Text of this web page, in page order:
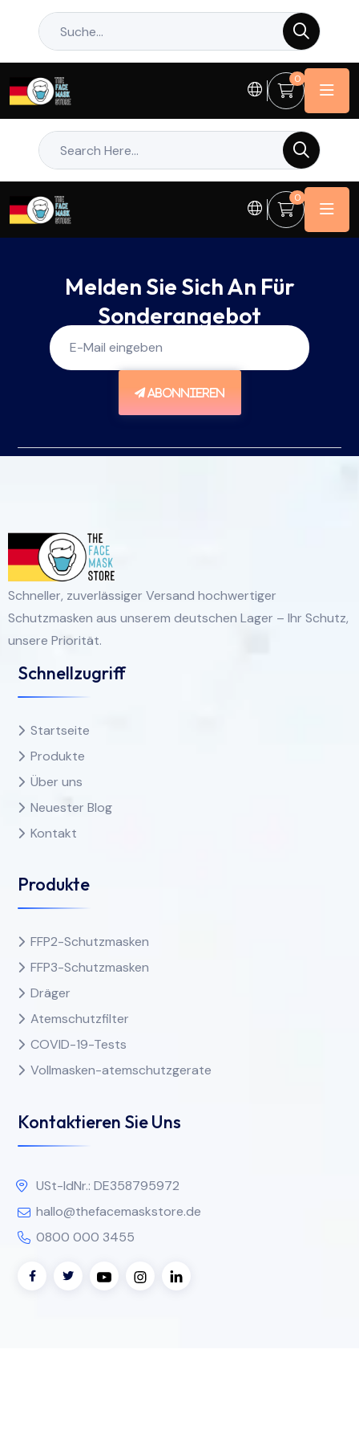
0
0
Melden Sie Sich An Für
Sonderangebot
ABONNIEREN
Schneller, zuverlässiger Versand hochwertiger
Schutzmasken aus unserem deutschen Lager – Ihr Schutz,
unsere Priorität.
Schnellzugriff
Startseite
Produkte
Über uns
Neuester Blog
Kontakt
Produkte
FFP2-Schutzmasken
FFP3-Schutzmasken
Dräger
Atemschutzfilter
COVID-19-Tests
Vollmasken-atemschutzgerate
Kontaktieren Sie Uns
USt-IdNr.: DE358795972
hallo@thefacemaskstore.de
0800 000 3455